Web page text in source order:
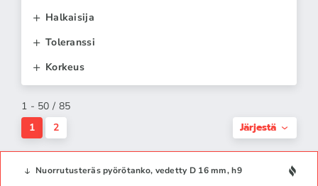
Halkaisija
Toleranssi
Korkeus
1 - 50 / 85
1
2 Järjestä
Nuorrutusteräs pyörötanko, vedetty D 16 mm, h9